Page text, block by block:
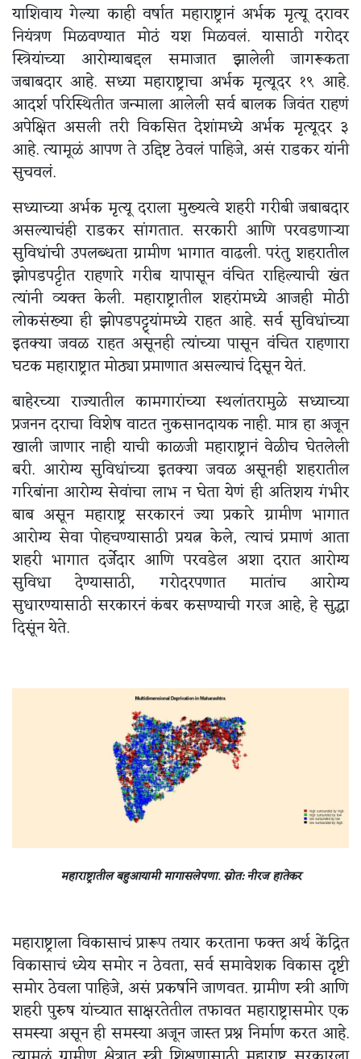
याशिवाय गेल्या काही वर्षात महाराष्ट्रानं अर्भक मृत्यू दरावर
नियंत्रण मिळवण्यात मोठं यश मिळवलं. यासाठी गरोदर
स्त्रियांच्या आरोग्याबद्दल समाजात झालेली जागरूकता
जबाबदार आहे. सध्या महाराष्ट्राचा अर्भक मृत्यूदर १९ आहे.
आदर्श परिस्थितीत जन्माला आलेली सर्व बालक जिवंत राहणं
अपेक्षित असली तरी विकसित देशांमध्ये अर्भक मृत्यूदर ३
आहे. त्यामूळं आपण ते उद्दिष्ट ठेवलं पाहिजे, असं राडकर यांनी
सुचवलं.
सध्याच्या अर्भक मृत्यू दराला मुख्यत्वे शहरी गरीबी जबाबदार
असल्याचंही राडकर सांगतात. सरकारी आणि परवडणाऱ्या
सुविधांची उपलब्धता ग्रामीण भागात वाढली. परंतु शहरातील
झोपडपट्टीत राहणारे गरीब यापासून वंचित राहिल्याची खंत
त्यांनी व्यक्त केली. महाराष्ट्रातील शहरांमध्ये आजही मोठी
लोकसंख्या ही झोपडपट्ट्यांमध्ये राहत आहे. सर्व सुविधांच्या
इतक्या जवळ राहत असूनही त्यांच्या पासून वंचित राहणारा
घटक महाराष्ट्रात मोठ्या प्रमाणात असल्याचं दिसून येतं.
बाहेरच्या राज्यातील कामगारांच्या स्थलांतरामुळे सध्याच्या
प्रजनन दराचा विशेष वाटत नुकसानदायक नाही. मात्र हा अजून
खाली जाणार नाही याची काळजी महाराष्ट्रानं वेळीच घेतलेली
बरी. आरोग्य सुविधांच्या इतक्या जवळ असूनही शहरातील
गरिबांना आरोग्य सेवांचा लाभ न घेता येणं ही अतिशय गंभीर
बाब असून महाराष्ट्र सरकारनं ज्या प्रकारे ग्रामीण भागात
आरोग्य सेवा पोहचण्यासाठी प्रयत्न केले, त्याचं प्रमाणं आता
शहरी भागात दर्जेदार आणि परवडेल अशा दरात आरोग्य
सुविधा देण्यासाठी, गरोदरपणात मातांच आरोग्य
सुधारण्यासाठी सरकारनं कंबर कसण्याची गरज आहे, हे सुद्धा
दिसूंन येते.
महाराष्ट्रातील बहुआयामी मागासलेपणा. स्रोत: नीरज हातेकर
महाराष्ट्राला विकासाचं प्रारूप तयार करताना फक्त अर्थ केंद्रित
विकासाचं ध्येय समोर न ठेवता, सर्व समावेशक विकास दृष्टी
समोर ठेवला पाहिजे, असं प्रकर्षाने जाणवत. ग्रामीण स्त्री आणि
शहरी पुरुष यांच्यात साक्षरतेतील तफावत महाराष्ट्रासमोर एक
समस्या असून ही समस्या अजून जास्त प्रश्न निर्माण करत आहे.